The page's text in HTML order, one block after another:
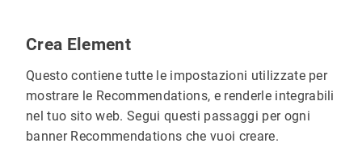
Crea Element
Questo contiene tutte le impostazioni utilizzate per
mostrare le Recommendations, e renderle integrabili
nel tuo sito web. Segui questi passaggi per ogni
banner Recommendations che vuoi creare.